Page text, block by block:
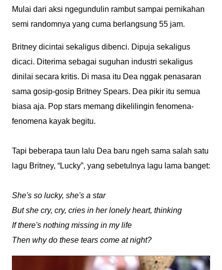
Mulai dari aksi ngegundulin rambut sampai pernikahan
semi randomnya yang cuma berlangsung 55 jam.
Britney dicintai sekaligus dibenci. Dipuja sekaligus
dicaci. Diterima sebagai suguhan industri sekaligus
dinilai secara kritis. Di masa itu Dea nggak penasaran
sama gosip-gosip Britney Spears. Dea pikir itu semua
biasa aja. Pop stars memang dikelilingin fenomena-
fenomena kayak begitu.
Tapi beberapa taun lalu Dea baru ngeh sama salah satu
lagu Britney, “Lucky”, yang sebetulnya lagu lama banget:
She's so lucky, she's a star
But she cry, cry, cries in her lonely heart, thinking
If there's nothing missing in my life
Then why do these tears come at night?